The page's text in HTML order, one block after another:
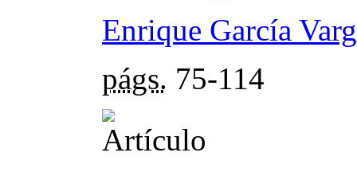
Enrique García
págs. 75-114